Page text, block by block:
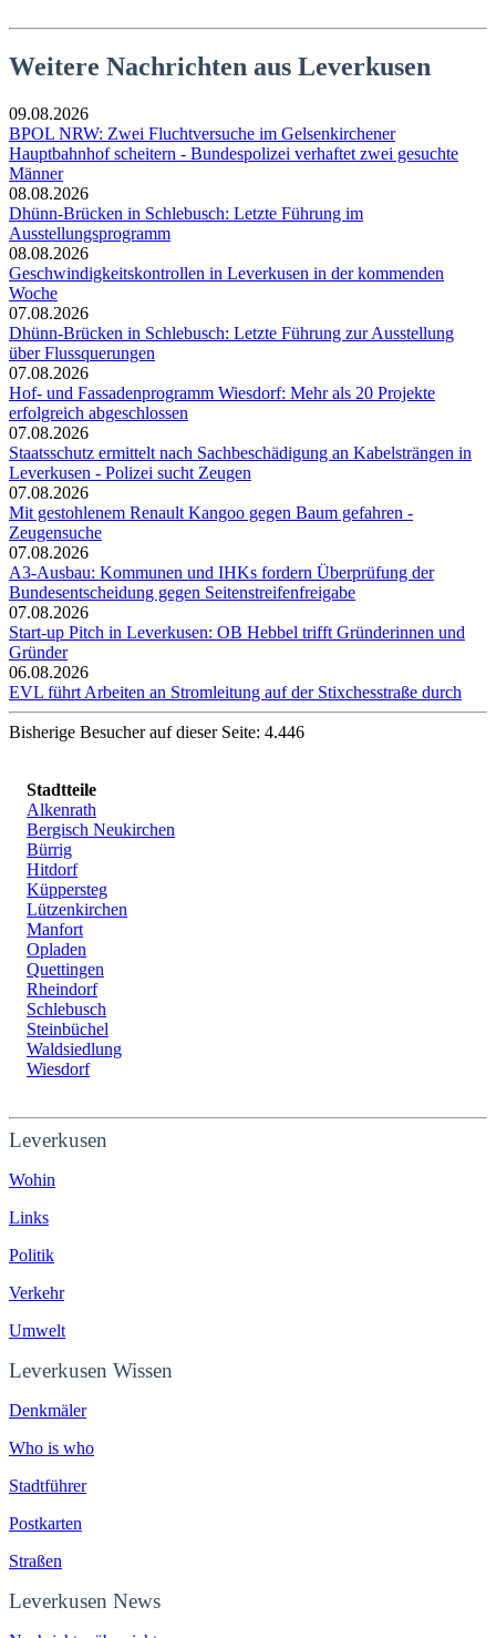
Weitere Nachrichten aus Leverkusen
09.08.2026
BPOL NRW: Zwei Fluchtversuche im Gelsenkirchener
Hauptbahnhof scheitern - Bundespolizei verhaftet zwei gesuchte
Männer
08.08.2026
Dhünn-Brücken in Schlebusch: Letzte Führung im
Ausstellungsprogramm
08.08.2026
Geschwindigkeitskontrollen in Leverkusen in der kommenden
Woche
07.08.2026
Dhünn-Brücken in Schlebusch: Letzte Führung zur Ausstellung
über Flussquerungen
07.08.2026
Hof- und Fassadenprogramm Wiesdorf: Mehr als 20 Projekte
erfolgreich abgeschlossen
07.08.2026
Staatsschutz ermittelt nach Sachbeschädigung an Kabelsträngen in
Leverkusen - Polizei sucht Zeugen
07.08.2026
Mit gestohlenem Renault Kangoo gegen Baum gefahren -
Zeugensuche
07.08.2026
A3-Ausbau: Kommunen und IHKs fordern Überprüfung der
Bundesentscheidung gegen Seitenstreifenfreigabe
07.08.2026
Start-up Pitch in Leverkusen: OB Hebbel trifft Gründerinnen und
Gründer
06.08.2026
EVL führt Arbeiten an Stromleitung auf der Stixchesstraße durch
Bisherige Besucher auf dieser Seite: 4.446
Stadtteile
Alkenrath
Bergisch Neukirchen
Bürrig
Hitdorf
Küppersteg
Lützenkirchen
Manfort
Opladen
Quettingen
Rheindorf
Schlebusch
Steinbüchel
Waldsiedlung
Wiesdorf
Leverkusen
Wohin
Links
Politik
Verkehr
Umwelt
Leverkusen Wissen
Denkmäler
Who is who
Stadtführer
Postkarten
Straßen
Leverkusen News